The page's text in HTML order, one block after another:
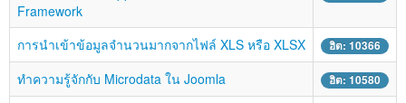
Framework
การนำเข้าข้อมูลจำนวนมากจากไฟล์ XLS หรือ XLSX ฮิต: 10366
ทำความรู้จักกับ Microdata ใน Joomla ฮิต: 10580